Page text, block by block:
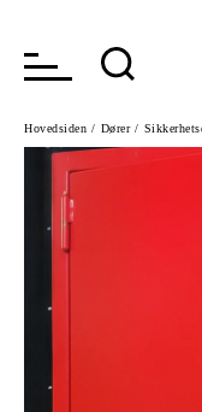
Hovedsiden / Dører /